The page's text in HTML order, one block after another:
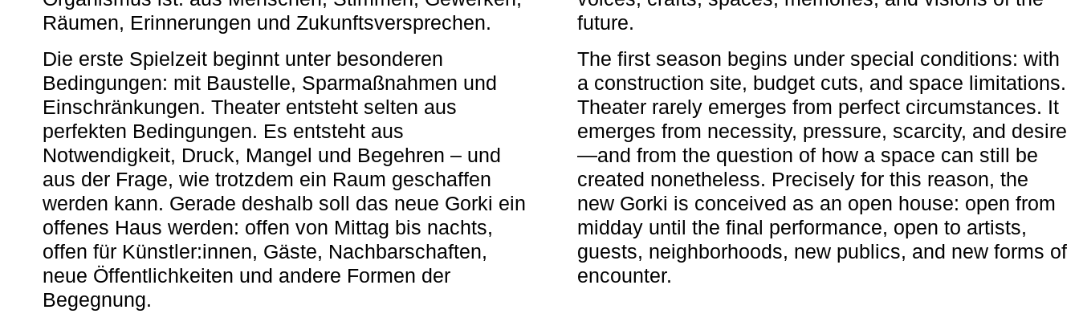
Räumen, Erinnerungen und Zukunftsversprechen.
Die erste Spielzeit beginnt unter besonderen
Bedingungen: mit Baustelle, Sparmaßnahmen und
Einschränkungen. Theater entsteht selten aus
perfekten Bedingungen. Es entsteht aus
Notwendigkeit, Druck, Mangel und Begehren – und
aus der Frage, wie trotzdem ein Raum geschaffen
werden kann. Gerade deshalb soll das neue Gorki ein
offenes Haus werden: offen von Mittag bis nachts,
offen für Künstler:innen, Gäste, Nachbarschaften,
neue Öffentlichkeiten und andere Formen der
Begegnung.
future.
The first season begins under special conditions: with
a construction site, budget cuts, and space limitations.
Theater rarely emerges from perfect circumstances. It
emerges from necessity, pressure, scarcity, and desire
—and from the question of how a space can still be
created nonetheless. Precisely for this reason, the
new Gorki is conceived as an open house: open from
midday until the final performance, open to artists,
guests, neighborhoods, new publics, and new forms of
encounter.